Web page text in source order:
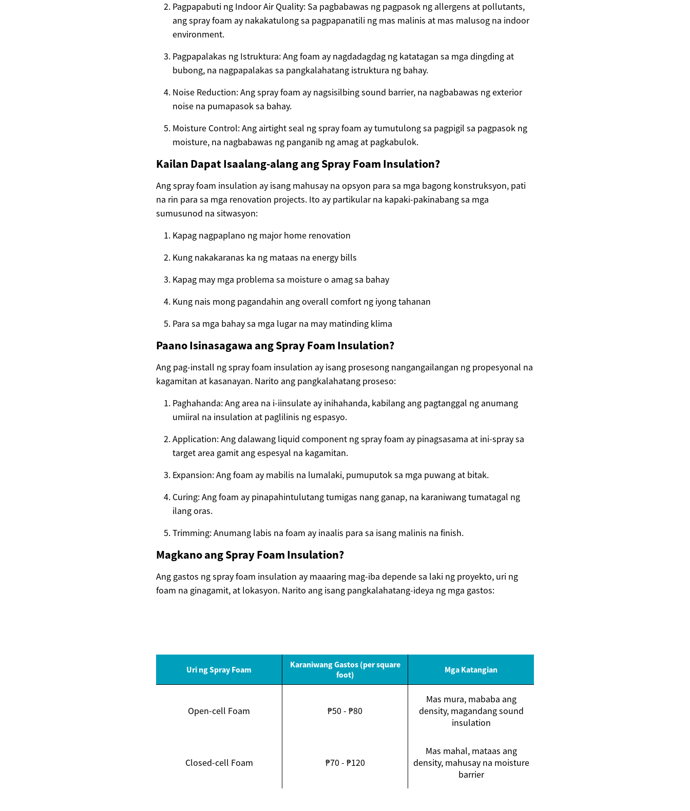
Pagpapabuti ng Indoor Air Quality: Sa pagbabawas ng pagpasok ng allergens at pollutants,
ang spray foam ay nakakatulong sa pagpapanatili ng mas malinis at mas malusog na indoor
environment.
Pagpapalakas ng Istruktura: Ang foam ay nagdadagdag ng katatagan sa mga dingding at
bubong, na nagpapalakas sa pangkalahatang istruktura ng bahay.
Noise Reduction: Ang spray foam ay nagsisilbing sound barrier, na nagbabawas ng exterior
noise na pumapasok sa bahay.
Moisture Control: Ang airtight seal ng spray foam ay tumutulong sa pagpigil sa pagpasok ng
moisture, na nagbabawas ng panganib ng amag at pagkabulok.
Kailan Dapat Isaalang-alang ang Spray Foam Insulation?
Ang spray foam insulation ay isang mahusay na opsyon para sa mga bagong konstruksyon, pati
na rin para sa mga renovation projects. Ito ay partikular na kapaki-pakinabang sa mga
sumusunod na sitwasyon:
Kapag nagpaplano ng major home renovation
Kung nakakaranas ka ng mataas na energy bills
Kapag may mga problema sa moisture o amag sa bahay
Kung nais mong pagandahin ang overall comfort ng iyong tahanan
Para sa mga bahay sa mga lugar na may matinding klima
Paano Isinasagawa ang Spray Foam Insulation?
Ang pag-install ng spray foam insulation ay isang prosesong nangangailangan ng propesyonal na
kagamitan at kasanayan. Narito ang pangkalahatang proseso:
Paghahanda: Ang area na i-iinsulate ay inihahanda, kabilang ang pagtanggal ng anumang
umiiral na insulation at paglilinis ng espasyo.
Application: Ang dalawang liquid component ng spray foam ay pinagsasama at ini-spray sa
target area gamit ang espesyal na kagamitan.
Expansion: Ang foam ay mabilis na lumalaki, pumuputok sa mga puwang at bitak.
Curing: Ang foam ay pinapahintulutang tumigas nang ganap, na karaniwang tumatagal ng
ilang oras.
Trimming: Anumang labis na foam ay inaalis para sa isang malinis na finish.
Magkano ang Spray Foam Insulation?
Ang gastos ng spray foam insulation ay maaaring mag-iba depende sa laki ng proyekto, uri ng
foam na ginagamit, at lokasyon. Narito ang isang pangkalahatang-ideya ng mga gastos:
Uri ng Spray Foam
Karaniwang Gastos (per square
foot)
Mga Katangian
Open-cell Foam ₱50 - ₱80
Mas mura, mababa ang
density, magandang sound
insulation
Closed-cell Foam ₱70 - ₱120
Mas mahal, mataas ang
density, mahusay na moisture
barrier